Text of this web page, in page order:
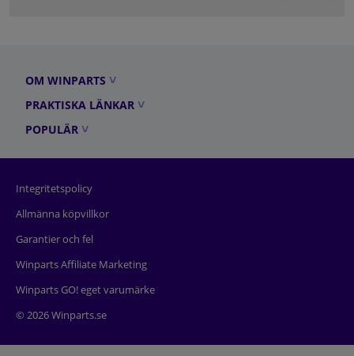
OM WINPARTS
PRAKTISKA LÄNKAR
POPULÄR
Integritetspolicy
Allmänna köpvillkor
Garantier och fel
Winparts Affiliate Marketing
Winparts GO! eget varumärke
© 2026 Winparts.se